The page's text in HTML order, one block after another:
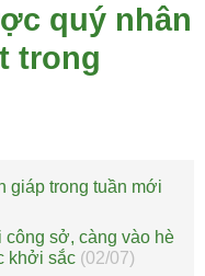
quý nhân
trong
giáp trong tuần mới
công sở, càng vào hè
khởi sắc (02/07)